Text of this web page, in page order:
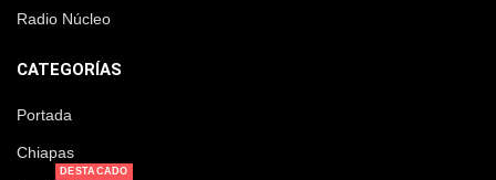
Radio Núcleo
CATEGORÍAS
Portada
Chiapas
DESTACADO